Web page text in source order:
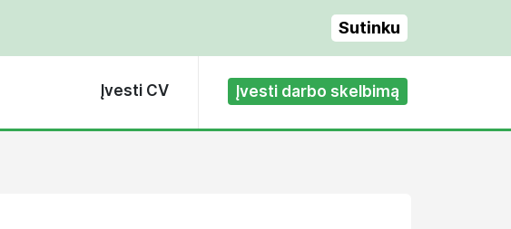
Sutinku
Įvesti CV Įvesti darbo skelbimą